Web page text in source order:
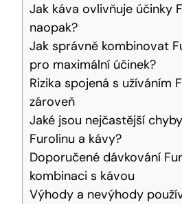
Jak káva ovlivňuje účinky
naopak?
Jak správně kombinovat
pro maximální účinek?
Rizika spojená s užíváním
zároveň
Jaké jsou nejčastější
Furolinu a kávy?
Doporučené dávkování
kombinaci s kávou
Výhody a nevýhody